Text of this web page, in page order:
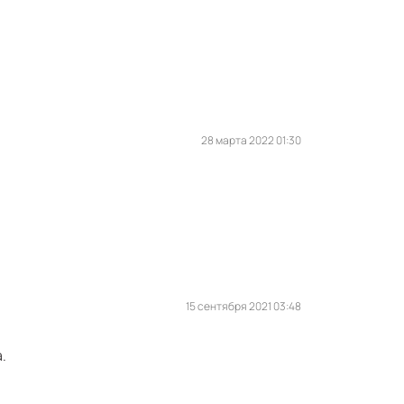
28 марта 2022 01:30
15 сентября 2021 03:48